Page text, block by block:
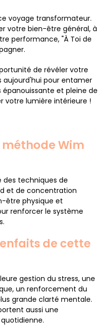
voyage transformateur.
votre bien-être général, à
performance, "À Toi de
de révéler votre
pour entamer
et pleine de
votre lumière intérieure !
méthode Wim
des techniques de
et de concentration
être physique et
renforcer le système
de cette
gestion du stress, une
un renforcement du
grande clarté mentale.
aussi une